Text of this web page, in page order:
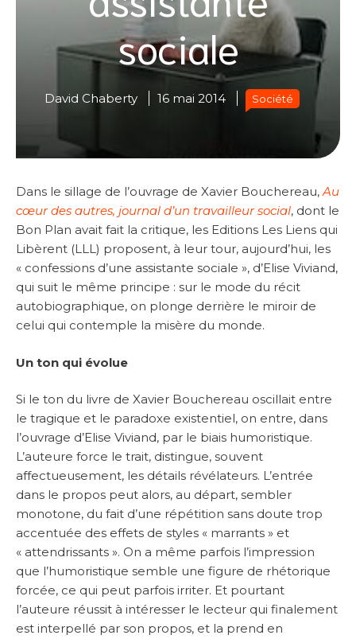
sociale
David Chaberty 16 mai 2014 Société
Dans le sillage de l’ouvrage de Xavier Bouchereau,Au
cœur des autres, journal d’un travailleur social, dont le
Bon Plan avait fait la critique, les Editions Les Liens qui
Libèrent (LLL) proposent, à leur tour, aujourd’hui, les
« confessions d’une assistante sociale », d’Elise Viviand,
qui suit le même principe : sur le mode du récit
autobiographique, on plonge derrière le miroir de
celui qui contemple la misère du monde.
Un ton qui évolue
Si le ton du livre de Xavier Bouchereau oscillait entre
le tragique et le paradoxe existentiel, on entre, dans
l’ouvrage d’Elise Viviand, par le biais humoristique.
L’auteure force le trait, distingue, souvent
affectueusement, les détails révélateurs. L’entrée
dans le propos peut alors, au départ, sembler
monotone, du fait d’une répétition sans doute trop
accentuée des effets de styles « marrants » et
« attendrissants ». On a même parfois l’impression
que l’humoristique semble une figure de rhétorique
forcée, ce qui peut parfois irriter. Et pourtant
l’auteure réussit à intéresser le lecteur qui finalement
est interpellé par son propos, et la prend en